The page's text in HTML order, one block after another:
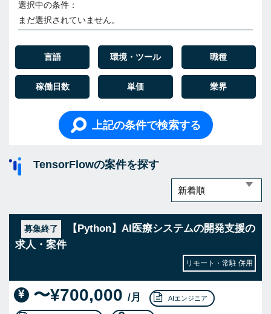
選択中の条件：
まだ選択されていません。
言語 環境・ツール 職種
稼働日数 単価 業界
上記の条件で検索する
TensorFlowの案件を探す
募集終了
【Python】AI医療システムの開発支援の
求人・案件
リモート・常駐 併用
〜¥700,000 /月 AIエンジニア